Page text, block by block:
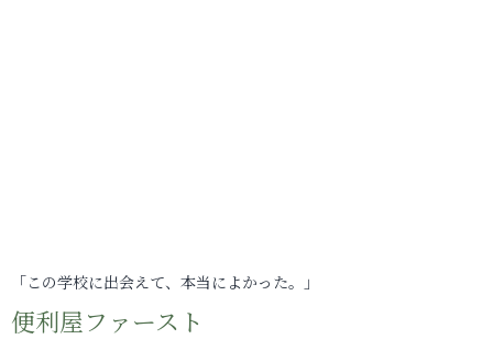
「この学校に出会えて、本当によかった。」
便利屋ファースト